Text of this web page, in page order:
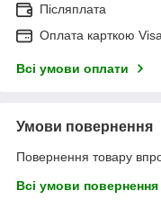
Післяплата
Оплата карткою
Всі умови оплати
Умови повернення
Повернення товару
Всі умови повернення